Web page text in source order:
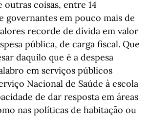
outras coisas, entre 14
governantes em pouco mais de
recorde de dívida em valor
pública, de carga fiscal. Que
daquilo que é a despesa
em serviços públicos
Nacional de Saúde à escola
de dar resposta em áreas
nas políticas de habitação ou